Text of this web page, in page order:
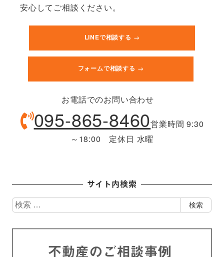
安心してご相談ください。
LINEで相談する →
フォームで相談する →
お電話でのお問い合わせ
095-865-8460営業時間 9:30
～18:00 定休日 水曜
サイト内検索
検
索
検索